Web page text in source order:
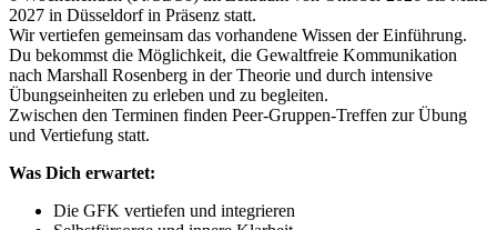
2027 in Düsseldorf in Präsenz statt.
Wir vertiefen gemeinsam das vorhandene Wissen der Einführung.
Du bekommst die Möglichkeit, die Gewaltfreie Kommunikation
nach Marshall Rosenberg in der Theorie und durch intensive
Übungseinheiten zu erleben und zu begleiten.
Zwischen den Terminen finden Peer-Gruppen-Treffen zur Übung
und Vertiefung statt.
Was Dich erwartet:
Die GFK vertiefen und integrieren